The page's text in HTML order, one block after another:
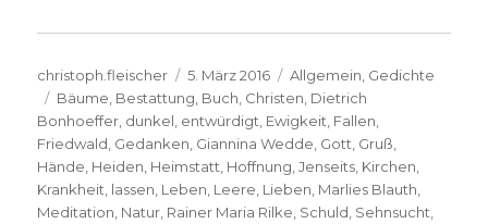
Autor
christoph.fleischer
Veröffentlicht
am
5. März 2016 Kategorien
Allgemein Gedichte
Schlagwörter
Bäume Bestattung Buch Christen Dietrich
Bonhoeffer dunkel entwürdigt Ewigkeit Fallen
Friedwald Gedanken Giannina Wedde Gott Gruß
Hände Heiden Heimstatt Hoffnung ,Jenseits Kirchen
Krankheit lassen Leben Leere Lieben Marlies Blauth
Meditation Natur Rainer Maria Rilke Schuld Sehnsucht